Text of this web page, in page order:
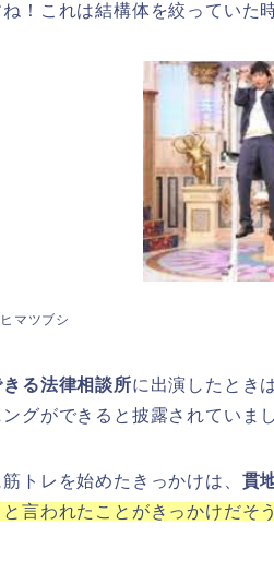
！これは結構体を絞っていた
マツブシ
る法律相談所に出演したとき
ングができると披露されていま
トレを始めたきっかけは、 貫
言われたことがきっかけだそ